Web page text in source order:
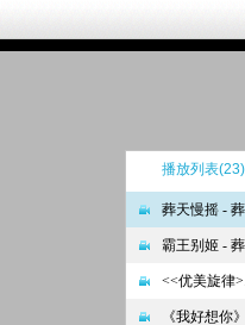
播放列表(23)